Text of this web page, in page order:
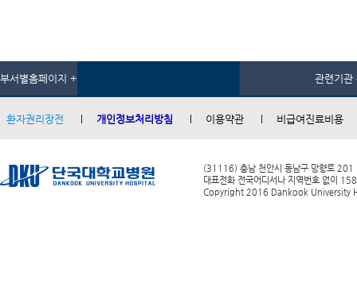
부서별홈페이지 + 관련기관
환자권리장전 개인정보처리방침 이용약관 비급여진료비용
(31116) 충남 천안시 동남구 망향로 201
대표전화 전국어디서나 지역번호 없이
Copyright 2016 Dankook University